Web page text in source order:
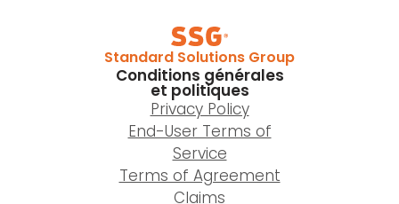
Standard Solutions Group
Conditions générales
et politiques
Privacy Policy
End-User Terms of
Service
Terms of Agreement
Claims